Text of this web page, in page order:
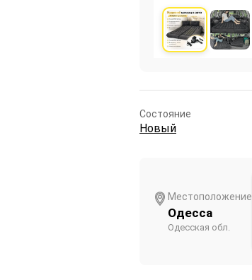
Состояние
Новый
Местоположение
Одесса
Одесская обл.